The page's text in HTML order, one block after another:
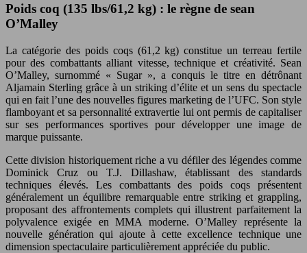
Poids coq (135 lbs/61,2 kg) : le règne de sean
O’Malley
La catégorie des poids coqs (61,2 kg) constitue un terreau fertile
pour des combattants alliant vitesse, technique et créativité. Sean
O’Malley, surnommé « Sugar », a conquis le titre en détrônant
Aljamain Sterling grâce à un striking d’élite et un sens du spectacle
qui en fait l’une des nouvelles figures marketing de l’UFC. Son style
flamboyant et sa personnalité extravertie lui ont permis de capitaliser
sur ses performances sportives pour développer une image de
marque puissante.
Cette division historiquement riche a vu défiler des légendes comme
Dominick Cruz ou T.J. Dillashaw, établissant des standards
techniques élevés. Les combattants des poids coqs présentent
généralement un équilibre remarquable entre striking et grappling,
proposant des affrontements complets qui illustrent parfaitement la
polyvalence exigée en MMA moderne. O’Malley représente la
nouvelle génération qui ajoute à cette excellence technique une
dimension spectaculaire particulièrement appréciée du public.